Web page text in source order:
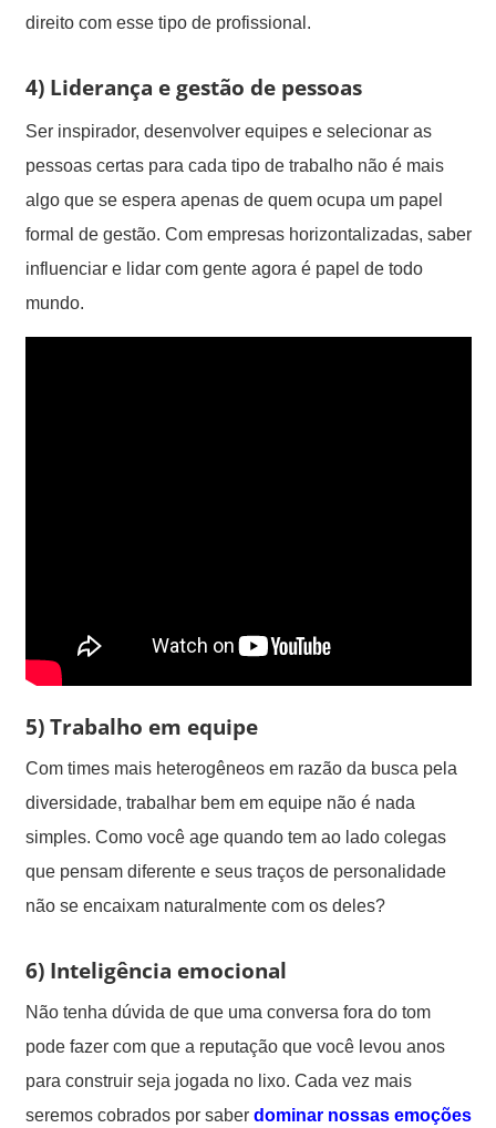
direito com esse tipo de profissional.
4) Liderança e gestão de pessoas
Ser inspirador, desenvolver equipes e selecionar as
pessoas certas para cada tipo de trabalho não é mais
algo que se espera apenas de quem ocupa um papel
formal de gestão. Com empresas horizontalizadas, saber
influenciar e lidar com gente agora é papel de todo
mundo.
5) Trabalho em equipe
Com times mais heterogêneos em razão da busca pela
diversidade, trabalhar bem em equipe não é nada
simples. Como você age quando tem ao lado colegas
que pensam diferente e seus traços de personalidade
não se encaixam naturalmente com os deles?
6) Inteligência emocional
Não tenha dúvida de que uma conversa fora do tom
pode fazer com que a reputação que você levou anos
para construir seja jogada no lixo. Cada vez mais
seremos cobrados por saber dominar nossas emoções